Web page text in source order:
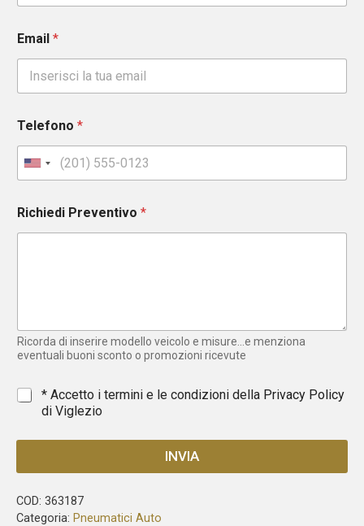
Email *
Telefono *
U
n
t
e
e
s
Richiedi Preventivo *
Ricorda di inserire modello veicolo e misure...e menziona
eventuali buoni sconto o promozioni ricevute
* * Accetto i termini e le condizioni della Privacy Policy
di Viglezio
INVIA
COD: 363187
Categoria: Pneumatici Auto